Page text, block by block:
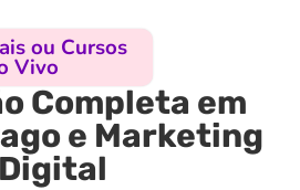
ou Cursos
Vivo
Completa em
e Marketing
Digital